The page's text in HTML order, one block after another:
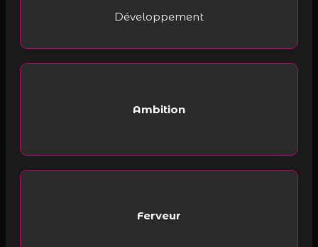
Développement
Ambition
Ferveur